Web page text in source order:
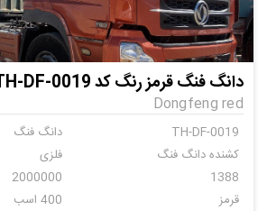
دانگ فنگ قرمز رنگ کد TH-DF-0019
Dongfeng red
TH-DF-0019
دانگ فنگ
کشنده دانگ فنگ
فلزی
1388
2000000
قرمز
400 اسب